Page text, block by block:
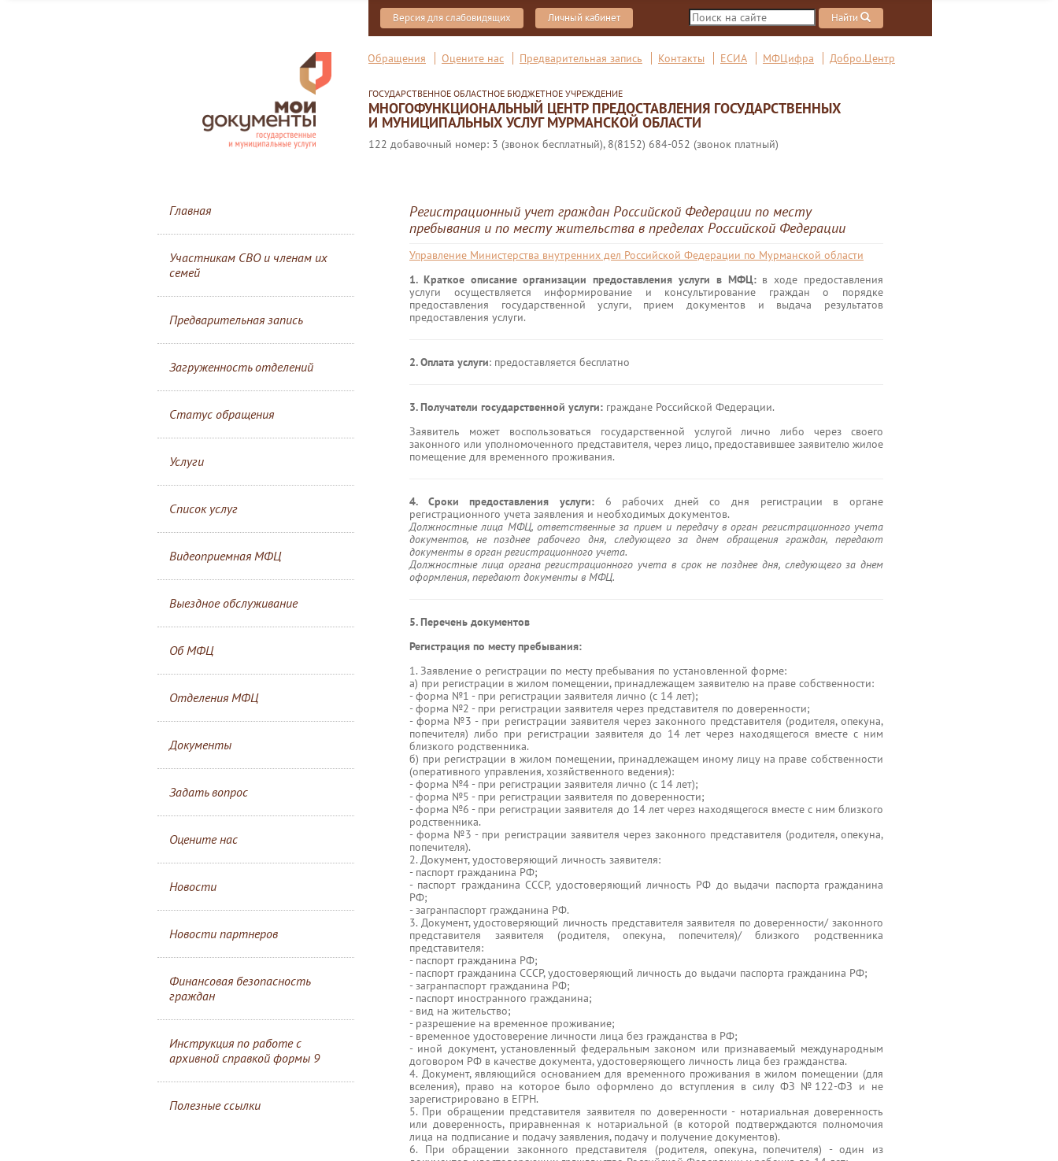
Версия для слабовидящих Личный кабинет Найти
Обращения Оцените нас Предварительная запись Контакты ЕСИА МФЦифра Добро.Центр
ГОСУДАРСТВЕННОЕ ОБЛАСТНОЕ БЮДЖЕТНОЕ УЧРЕЖДЕНИЕ
МНОГОФУНКЦИОНАЛЬНЫЙ ЦЕНТР ПРЕДОСТАВЛЕНИЯ ГОСУДАРСТВЕННЫХ
И МУНИЦИПАЛЬНЫХ УСЛУГ МУРМАНСКОЙ ОБЛАСТИ
122 добавочный номер: 3 (звонок бесплатный), 8(8152) 684-052 (звонок платный)
Главная
Участникам СВО и членам их
семей
Предварительная запись
Загруженность отделений
Статус обращения
Услуги
Список услуг
Видеоприемная МФЦ
Выездное обслуживание
Об МФЦ
Отделения МФЦ
Документы
Задать вопрос
Оцените нас
Новости
Новости партнеров
Финансовая безопасность
граждан
Инструкция по работе с
архивной справкой формы 9
Полезные ссылки
Регистрационный учет граждан Российской Федерации по месту
пребывания и по месту жительства в пределах Российской Федерации
Управление Министерства внутренних дел Российской Федерации по Мурманской области
1. Краткое описание организации предоставления услуги в МФЦ:в ходе предоставления
услуги осуществляется информирование и консультирование граждан о порядке
предоставления государственной услуги, прием документов и выдача результатов
предоставления услуги.
2. Оплата услуги: предоставляется бесплатно
3. Получатели государственной услуги: граждане Российской Федерации.
Заявитель может воспользоваться государственной услугой лично либо через своего
законного или уполномоченного представителя, через лицо, предоставившее заявителю жилое
помещение для временного проживания.
4. Сроки предоставления услуги:6 рабочих дней со дня регистрации в органе
регистрационного учета заявления и необходимых документов.
Должностные лица МФЦ, ответственные за прием и передачу в орган регистрационного учета
документов, не позднее рабочего дня, следующего за днем обращения граждан, передают
документы в орган регистрационного учета.
Должностные лица органа регистрационного учета в срок не позднее дня, следующего за днем
оформления, передают документы в МФЦ.
5. Перечень документов
Регистрация по месту пребывания:
1. Заявление о регистрации по месту пребывания по установленной форме:
а) при регистрации в жилом помещении, принадлежащем заявителю на праве собственности:
- форма №1 - при регистрации заявителя лично (с 14 лет);
- форма №2 - при регистрации заявителя через представителя по доверенности;
- форма №3 - при регистрации заявителя через законного представителя (родителя, опекуна,
попечителя) либо при регистрации заявителя до 14 лет через находящегося вместе с ним
близкого родственника.
б) при регистрации в жилом помещении, принадлежащем иному лицу на праве собственности
(оперативного управления, хозяйственного ведения):
- форма №4 - при регистрации заявителя лично (с 14 лет);
- форма №5 - при регистрации заявителя по доверенности;
- форма №6 - при регистрации заявителя до 14 лет через находящегося вместе с ним близкого
родственника.
- форма №3 - при регистрации заявителя через законного представителя (родителя, опекуна,
попечителя).
2. Документ, удостоверяющий личность заявителя:
- паспорт гражданина РФ;
- паспорт гражданина СССР, удостоверяющий личность РФ до выдачи паспорта гражданина
РФ;
- загранпаспорт гражданина РФ.
3. Документ, удостоверяющий личность представителя заявителя по доверенности/ законного
представителя заявителя (родителя, опекуна, попечителя)/ близкого родственника
представителя:
- паспорт гражданина РФ;
- паспорт гражданина СССР, удостоверяющий личность до выдачи паспорта гражданина РФ;
- загранпаспорт гражданина РФ;
- паспорт иностранного гражданина;
- вид на жительство;
- разрешение на временное проживание;
- временное удостоверение личности лица без гражданства в РФ;
- иной документ, установленный федеральным законом или признаваемый международным
договором РФ в качестве документа, удостоверяющего личность лица без гражданства.
4. Документ, являющийся основанием для временного проживания в жилом помещении (для
вселения), право на которое было оформлено до вступления в силу ФЗ №122-ФЗ и не
зарегистрировано в ЕГРН.
5. При обращении представителя заявителя по доверенности - нотариальная доверенность
или доверенность, приравненная к нотариальной (в которой подтверждаются полномочия
лица на подписание и подачу заявления, подачу и получение документов).
6. При обращении законного представителя (родителя, опекуна, попечителя) - один из